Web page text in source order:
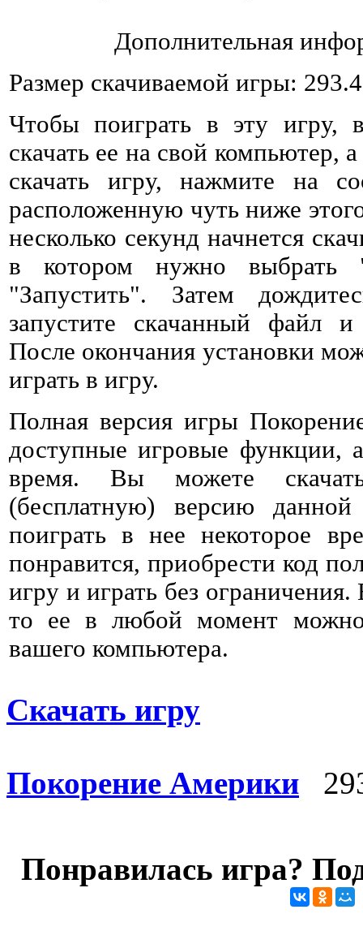
Дополнительная
Размер скачиваемой игры:
Чтобы поиграть в эту игру,
скачать ее на свой компьютер,
скачать игру, нажмите на
расположенную чуть ниже
несколько секунд начнется
в котором нужно выбрать
"Запустить". Затем
запустите скачанный файл и
После окончания установки
играть в игру.
Полная версия игры
доступные игровые функции,
время. Вы можете
(бесплатную) версию
поиграть в нее некоторое
понравится, приобрести код
игру и играть без
то ее в любой момент можно
вашего компьютера.
Скачать игру
Покорение Америки
Понравилась игра?